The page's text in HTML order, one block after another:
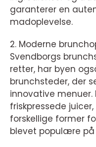
garanterer en
madoplevelse.
2. Moderne
Svendborgs
retter, har byen
brunchsteder, der
innovative
friskpressede
forskellige former
blevet populære